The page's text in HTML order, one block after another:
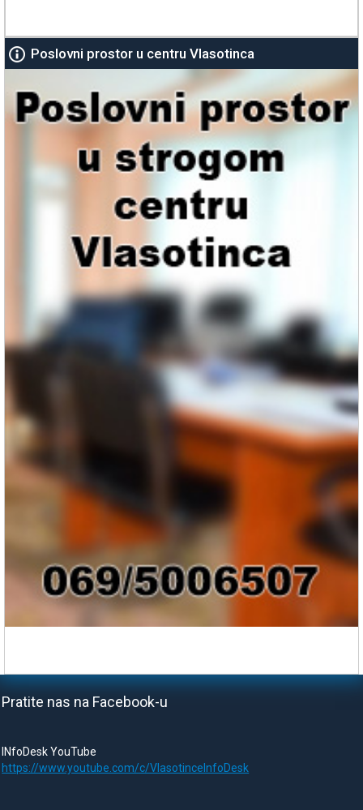
Poslovni prostor u centru Vlasotinca
Pratite nas na Facebook-u
INfoDesk YouTube
https://www.youtube.com/c/VlasotinceInfoDesk